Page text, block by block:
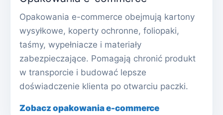
Opakowania e-commerce obejmują kartony
wysyłkowe, koperty ochronne, foliopaki,
taśmy, wypełniacze i materiały
zabezpieczające. Pomagają chronić produkt
w transporcie i budować lepsze
doświadczenie klienta po otwarciu paczki.
Zobacz opakowania e-commerce